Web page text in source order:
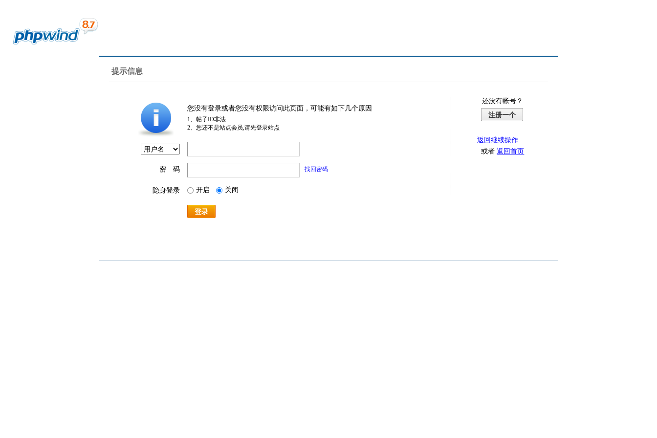
提示信息
您没有登录或者您没有权限访问此页面，可能有如下几个原因
1、帖子ID非法
2、您还不是站点会员,请先登录站点
密 码 找回密码
隐身登录 开启 关闭
登录
还没有帐号？
注册一个
返回继续操作
或者返回首页